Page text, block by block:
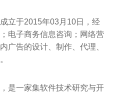
立于2015年03月10日，经
电子商务信息咨询；网络营
广告的设计、制作、代理、
是一家集软件技术研究与开